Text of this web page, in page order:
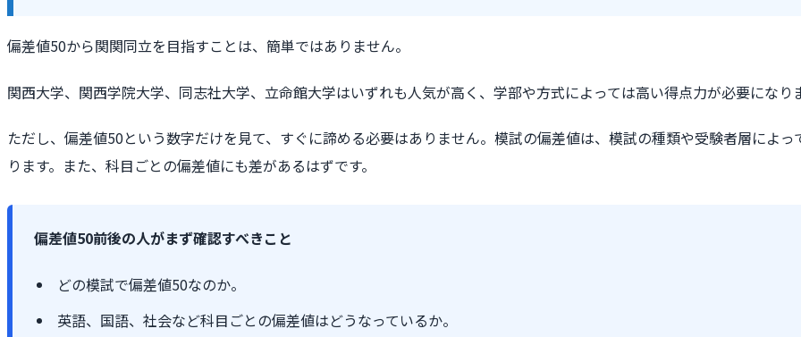
偏差値50から関関同立を目指すことは、簡単ではありません。
関西大学、関西学院大学、同志社大学、立命館大学はいずれも人気が高く、学部や方式によっては高い得点力が必要になり
ただし、偏差値50という数字だけを見て、すぐに諦める必要はありません。模試の偏差値は、模試の種類や受験者層によっ
ります。また、科目ごとの偏差値にも差があるはずです。
偏差値50前後の人がまず確認すべきこと
どの模試で偏差値50なのか。
英語、国語、社会など科目ごとの偏差値はどうなっているか。